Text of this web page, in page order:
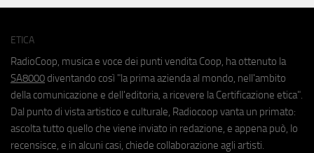
ETICA
RadioCoop, musica e voce dei punti vendita Coop, ha ottenuto la
SA8000 diventando così "la prima azienda al mondo, nell'ambito
della comunicazione e dell'editoria, a ricevere la Certificazione etica".
Dal punto di vista artistico e culturale, Radiocoop vanta un primato:
ascolta tutto quello che viene inviato in redazione, e appena può, lo
recensisce, e in alcuni casi, chiede collaborazione agli artisti.